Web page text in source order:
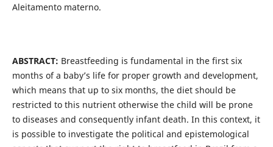
Aleitamento materno.
ABSTRACT: Breastfeeding is fundamental in the first six
months of a baby’s life for proper growth and development,
which means that up to six months, the diet should be
restricted to this nutrient otherwise the child will be prone
to diseases and consequently infant death. In this context, it
is possible to investigate the political and epistemological